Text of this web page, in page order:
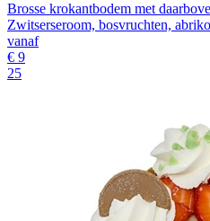
Brosse krokantbodem met
Zwitserseroom, bosvruchten,
vanaf
€ 9
25